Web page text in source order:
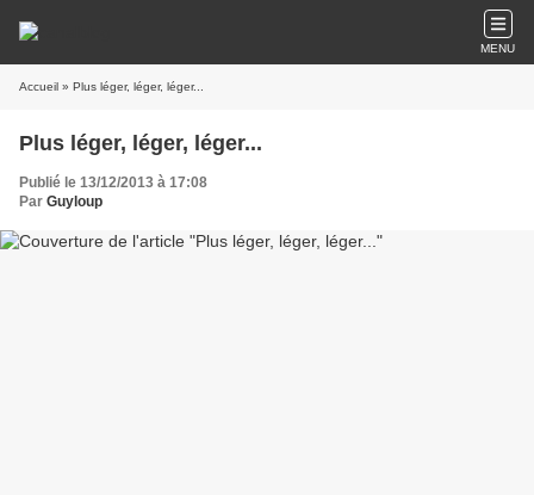
MENU
Accueil » Plus léger, léger, léger...
Plus léger, léger, léger...
Publié le 13/12/2013 à 17:08
Par Guyloup